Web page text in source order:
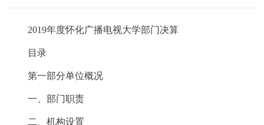
2019年度怀化广播电视大学部门决算
目录
第一部分单位概况
一、部门职责
二、机构设置